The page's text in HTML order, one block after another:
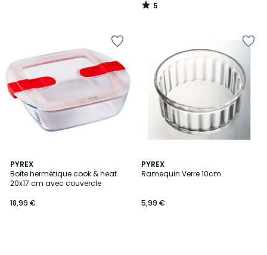
5
/
PYREX
Boîte hermétique cook & heat
20x17 cm avec couvercle
18,99 €
PYREX
Ramequin Verre 10cm
5,99 €